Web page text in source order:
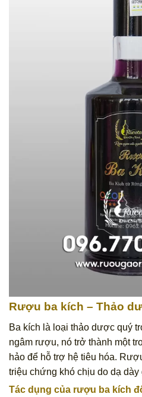
Rượu ba kích – Thảo
Ba kích là loại thảo dược quý
ngâm rượu, nó trở thành một
hảo để hỗ trợ hệ tiêu hóa.
triệu chứng khó chịu do dạ dày
Tác dụng của rượu ba kích